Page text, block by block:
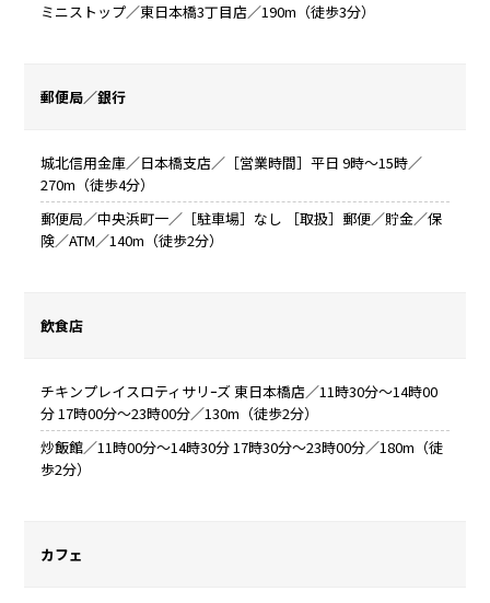
ミニストップ／東日本橋3丁目店／190m（徒歩3分）
郵便局／銀行
城北信用金庫／日本橋支店／［営業時間］平日 9時～15時／
270m（徒歩4分）
郵便局／中央浜町一／［駐車場］なし ［取扱］郵便／貯金／保
険／ATM／140m（徒歩2分）
飲食店
チキンプレイスロティサリｰズ 東日本橋店／11時30分～14時00
分 17時00分～23時00分／130m（徒歩2分）
炒飯館／11時00分～14時30分 17時30分～23時00分／180m（徒
歩2分）
カフェ